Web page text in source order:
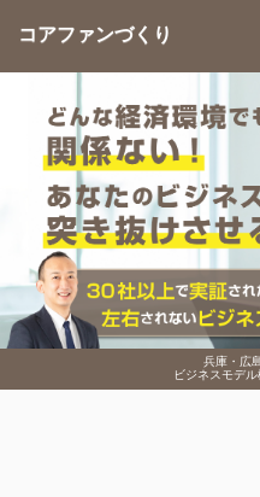
兵庫・広
ビジネスモデ
コアファンづくり